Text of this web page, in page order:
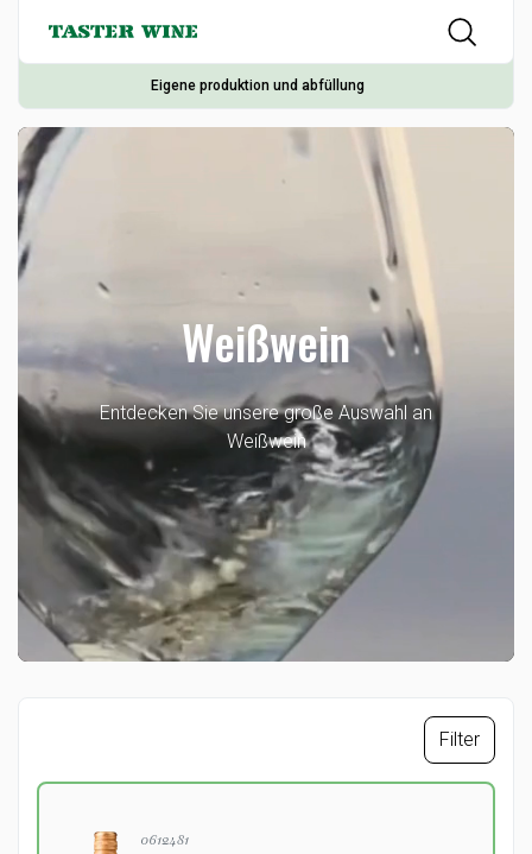
Eigene produktion und abfüllung
Weißwein
Entdecken Sie unsere große Auswahl an
Weißwein
Filter
0612481